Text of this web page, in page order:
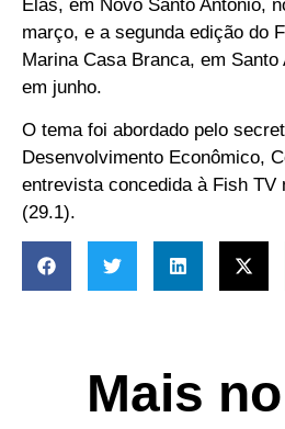
Elas, em Novo Santo Antônio,
março, e a segunda edição do
Marina Casa Branca, em Santo
em junho.
O tema foi abordado pelo
Desenvolvimento Econômico,
entrevista concedida à Fish TV
(29.1).
Mais